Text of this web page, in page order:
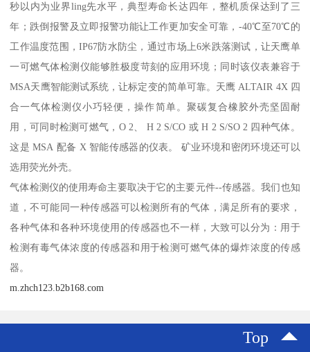
秒以内为业界ling先水平，典型寿命长达四年，整机质保达到了三
年；跌倒报警及立即报警功能让工作更加安全可靠，-40℃至70℃的
工作温度范围，IP67防水防尘，通过市场上6米跌落测试，让天鹰单
一可燃气体检测仪能够胜极度苛刻的应用环境；同时该仪表兼容于
MSA天鹰智能测试系统，让标定变的简单可靠。天鹰 ALTAIR 4X 四
合一气体检测仪小巧轻便，操作简单。聚碳复合橡胶外壳坚固耐
用，可同时检测可燃气，O 2、 H 2 S/CO 或 H 2 S/SO 2 四种气体。
这是 MSA 配备 X 智能传感器的仪表。 矿业环境和密闭环境还可以
选用荧光外壳。
气体检测仪的使用寿命主要取决于它的主要元件--传感器。我们也知
道，不可能同一种传感器可以检测所有的气体，满足所有的要求，
各种气体和各种环境使用的传感器也不一样，大致可以分为：用于
检测有毒气体浓度的传感器和用于检测可燃气体的爆炸浓度的传感
器。
m.zhch123.b2b168.com
Top